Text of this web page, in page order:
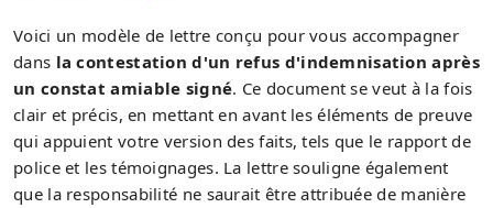
Voici un modèle de lettre conçu pour vous accompagner
dans la contestation d'un refus d'indemnisation après
un constat amiable signé. Ce document se veut à la fois
clair et précis, en mettant en avant les éléments de preuve
qui appuient votre version des faits, tels que le rapport de
police et les témoignages. La lettre souligne également
que la responsabilité ne saurait être attribuée de manière